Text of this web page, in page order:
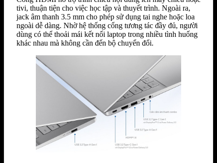
tivi, thuận tiện cho việc học tập và thuyết trình. Ngoài ra,
jack âm thanh 3.5 mm cho phép sử dụng tai nghe hoặc loa
ngoài dễ dàng. Nhờ hệ thống cổng tương tác đầy đủ, người
dùng có thể thoải mái kết nối laptop trong nhiều tình huống
khác nhau mà không cần đến bộ chuyển đổi.